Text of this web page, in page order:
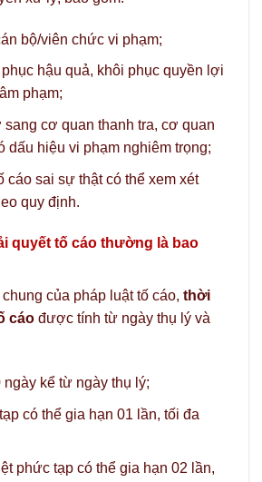
bộ/viên chức vi phạm;
hậu quả, khôi phục quyền lợi
phạm;
cơ quan thanh tra, cơ quan
dấu hiệu vi phạm nghiêm trọng;
cáo sai sự thật có thể xem xét
quy định.
quyết tố cáo thường là bao
của pháp luật tố cáo, thời
cáo được tính từ ngày thụ lý và
ngày kể từ ngày thụ lý;
có thể gia hạn 01 lần, tối đa
phức tạp có thể gia hạn 02 lần,